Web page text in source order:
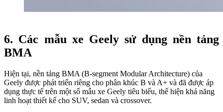
6. Các mẫu xe Geely sử dụng nền tảng
BMA
Hiện tại, nền tảng BMA (B-segment Modular Architecture) của
Geely được phát triển riêng cho phân khúc B và A+ và đã được áp
dụng thực tế trên một số mẫu xe Geely tiêu biểu, thể hiện khả năng
linh hoạt thiết kế cho SUV, sedan và crossover.